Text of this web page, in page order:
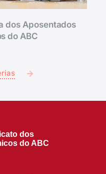
dos Aposentados
do ABC
dos
do ABC